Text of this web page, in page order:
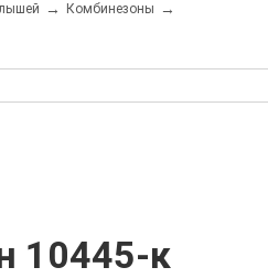
Комбинезоны
10445-к